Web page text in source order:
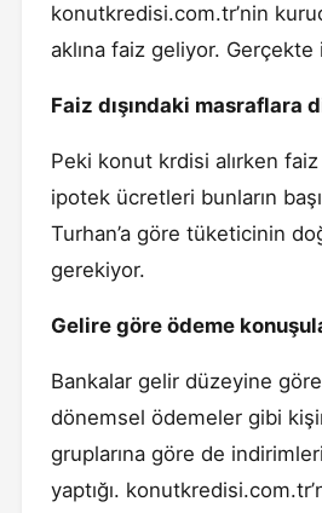
konutkredisi.com.tr’nin
aklına faiz geliyor.
Faiz dışındaki masraflara
Peki konut krdisi alırken
ipotek ücretleri bunların
Turhan’a göre tüketicinin
gerekiyor.
Gelire göre ödeme
Bankalar gelir düzeyine
dönemsel ödemeler gibi
gruplarına göre de
yaptığı.